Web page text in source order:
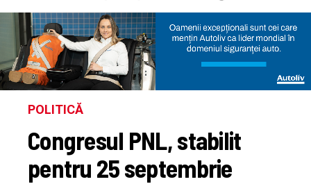
POLITICĂ
Congresul PNL, stabilit
pentru 25 septembrie